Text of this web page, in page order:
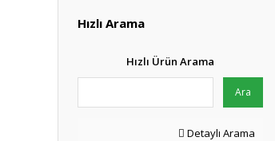
Hızlı Arama
Hızlı Ürün Arama
Ara
Detaylı Arama